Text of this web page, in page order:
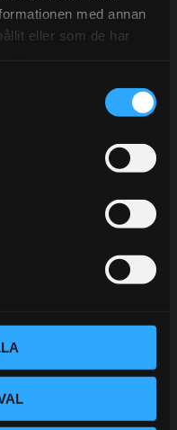
med annan
eller som de har